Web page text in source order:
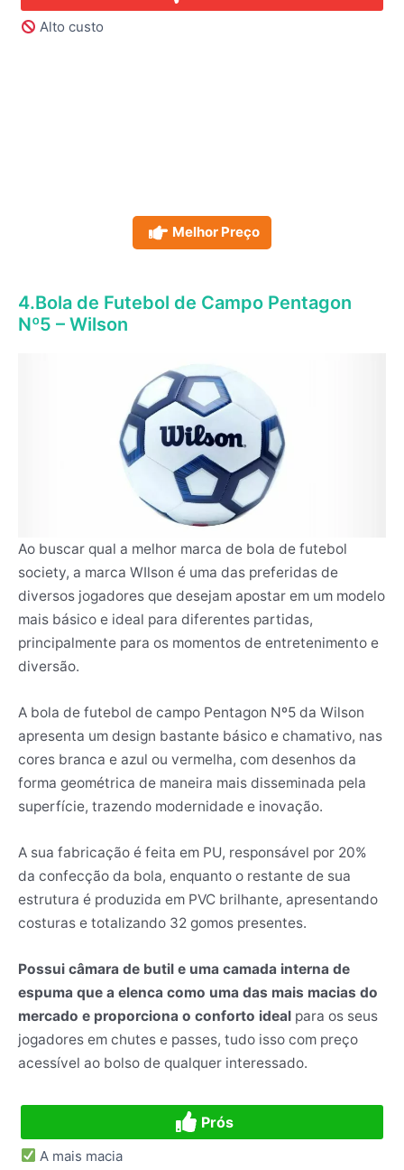
Alto custo
Melhor Preço
4.Bola de Futebol de Campo Pentagon
Nº5 – Wilson
Ao buscar qual a melhor marca de bola de futebol
society, a marca WIlson é uma das preferidas de
diversos jogadores que desejam apostar em um modelo
mais básico e ideal para diferentes partidas,
principalmente para os momentos de entretenimento e
diversão.
A bola de futebol de campo Pentagon Nº5 da Wilson
apresenta um design bastante básico e chamativo, nas
cores branca e azul ou vermelha, com desenhos da
forma geométrica de maneira mais disseminada pela
superfície, trazendo modernidade e inovação.
A sua fabricação é feita em PU, responsável por 20%
da confecção da bola, enquanto o restante de sua
estrutura é produzida em PVC brilhante, apresentando
costuras e totalizando 32 gomos presentes.
Possui câmara de butil e uma camada interna de
espuma que a elenca como uma das mais macias do
mercado e proporciona o conforto ideal para os seus
jogadores em chutes e passes, tudo isso com preço
acessível ao bolso de qualquer interessado.
Prós
A mais macia